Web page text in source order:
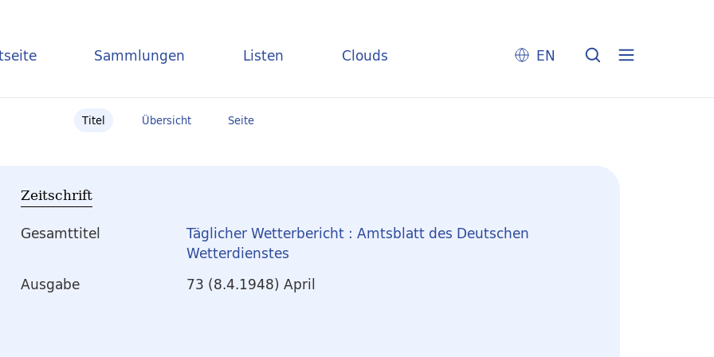
Sammlungen Listen Clouds EN
Titel Übersicht Seite
Zeitschrift
Gesamttitel
Täglicher Wetterbericht : Amtsblatt des Deutschen
Wetterdienstes
Ausgabe
73 (8.4.1948) April